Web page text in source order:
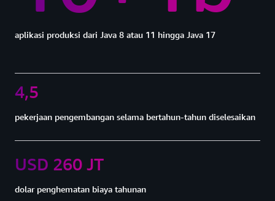
aplikasi produksi dari Java 8 atau 11 hingga Java 17
4,5
pekerjaan pengembangan selama bertahun-tahun diselesaikan
USD 260 JT
dolar penghematan biaya tahunan